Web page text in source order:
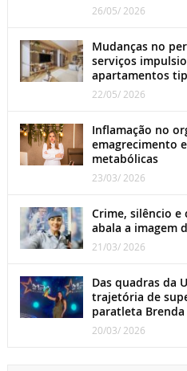
26/05/ 2026
Mudanças no
serviços
apartamentos
22/05/ 2026
Inflamação no
emagrecimento
metabólicas
23/03/ 2026
Crime, silêncio
abala a imagem
21/03/ 2026
Das quadras da
trajetória de
paratleta Brenda
20/03/ 2026